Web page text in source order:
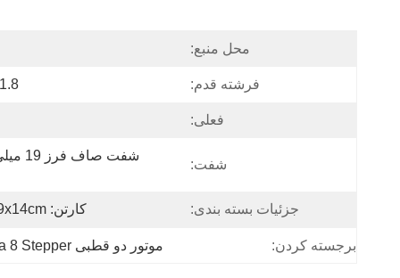
محل منبع:
فرشته قدم: 1.8 درجه
فعلی:
شفت:
جزئیات بسته بندی: کارتن: 36x29x14cm
برجسته کردن: موتور دو قطبی Nema 8 Stepper